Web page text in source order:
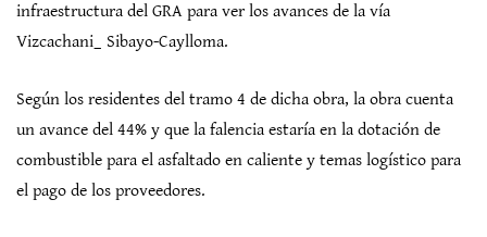
infraestructura del GRA para ver los avances de la vía
Vizcachani_ Sibayo-Caylloma.
Según los residentes del tramo 4 de dicha obra, la obra cuenta
un avance del 44% y que la falencia estaría en la dotación de
combustible para el asfaltado en caliente y temas logístico para
el pago de los proveedores.